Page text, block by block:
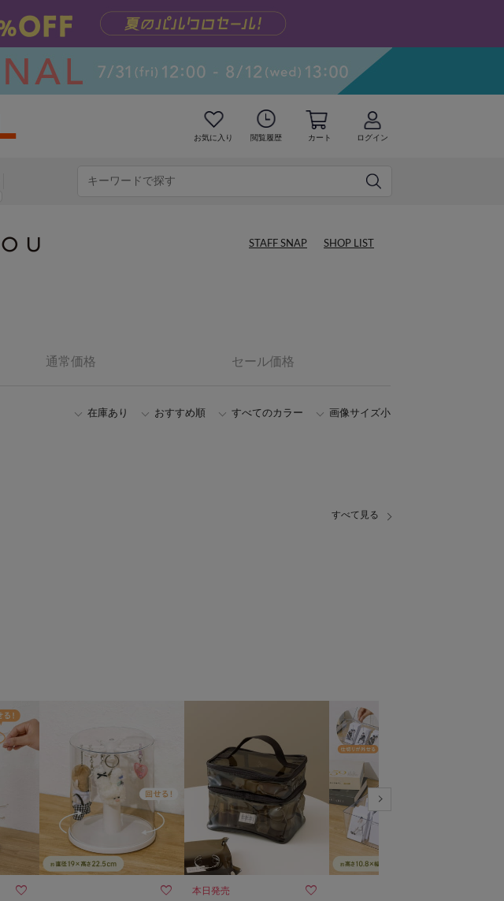
お気に入り 閲覧履歴 カート ログイン
STAFF SNAP SHOP LIST
通常価格 セール価格
在庫あり おすすめ順 すべてのカラー 画像サイズ小
  本日発売 